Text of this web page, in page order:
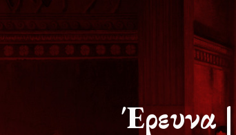
to main content
Έρευνα